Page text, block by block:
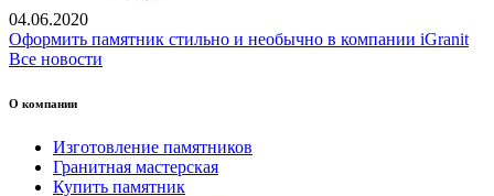
04.06.2020
Оформить памятник стильно и необычно в компании iGranit
Все новости
О компании
Изготовление памятников
Гранитная мастерская
Купить памятник